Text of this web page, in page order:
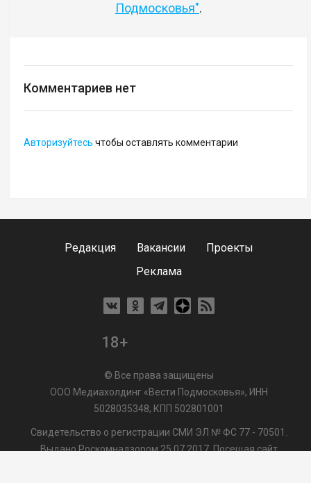
Подмосковья".
Комментариев нет
Авторизуйтесь чтобы оставлять комментарии
Редакция Вакансии
Проекты
Реклама
18+
© Все права защищены
ООО Медиахолдинг «Вести Подмосковья», ИНН
5028035348; КПП 502801001
Свидетельство о регистрации СМИ ЭЛ № ФС 77 - 70501.
Выдано Роскомнадзором 25.07.2017. Посещая сайт